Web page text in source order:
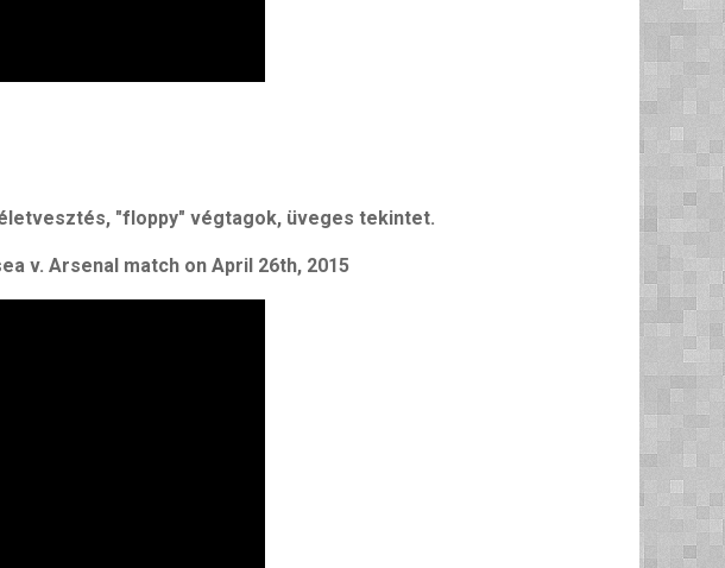
"floppy" végtagok, üveges tekintet.
v. Arsenal match on April 26th, 2015